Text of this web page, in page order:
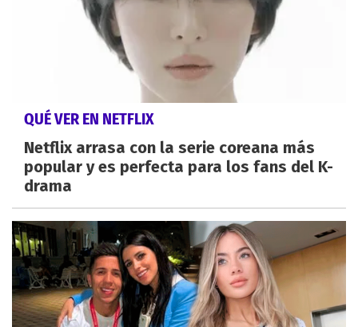
QUÉ VER EN NETFLIX
Netflix arrasa con la serie coreana más
popular y es perfecta para los fans del K-
drama